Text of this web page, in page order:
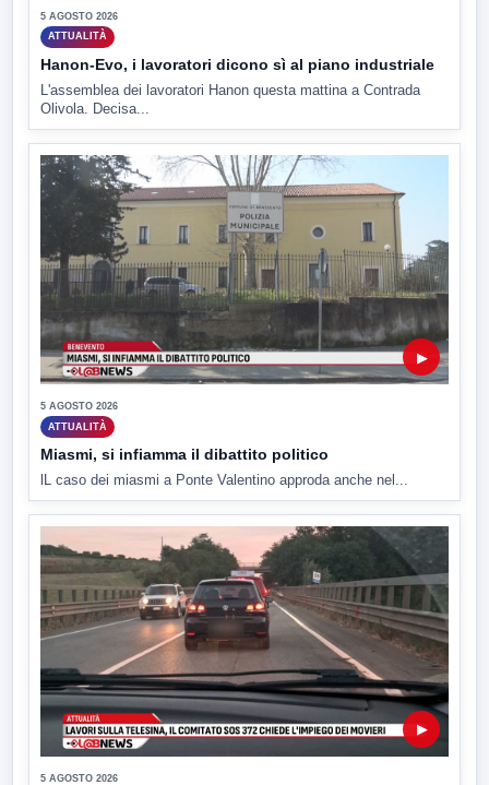
5 AGOSTO 2026
ATTUALITÀ
Hanon-Evo, i lavoratori dicono sì al piano industriale
L'assemblea dei lavoratori Hanon questa mattina a Contrada
Olivola. Decisa...
▶
5 AGOSTO 2026
ATTUALITÀ
Miasmi, si infiamma il dibattito politico
lL caso dei miasmi a Ponte Valentino approda anche nel...
▶
5 AGOSTO 2026